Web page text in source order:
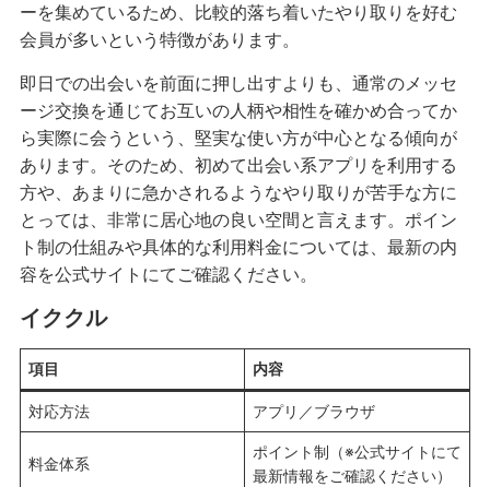
ーを集めているため、比較的落ち着いたやり取りを好む
会員が多いという特徴があります。
即日での出会いを前面に押し出すよりも、通常のメッセ
ージ交換を通じてお互いの人柄や相性を確かめ合ってか
ら実際に会うという、堅実な使い方が中心となる傾向が
あります。そのため、初めて出会い系アプリを利用する
方や、あまりに急かされるようなやり取りが苦手な方に
とっては、非常に居心地の良い空間と言えます。ポイン
ト制の仕組みや具体的な利用料金については、最新の内
容を公式サイトにてご確認ください。
イククル
項目 内容
対応方法 アプリ／ブラウザ
料金体系
ポイント制（※公式サイトにて
最新情報をご確認ください）